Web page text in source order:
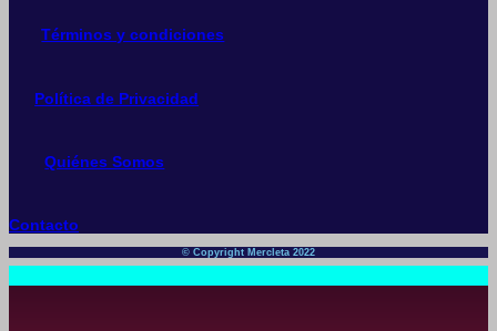
Términos y condiciones
Política de Privacidad
Quiénes Somos
Contacto
© Copyright Mercleta 2022